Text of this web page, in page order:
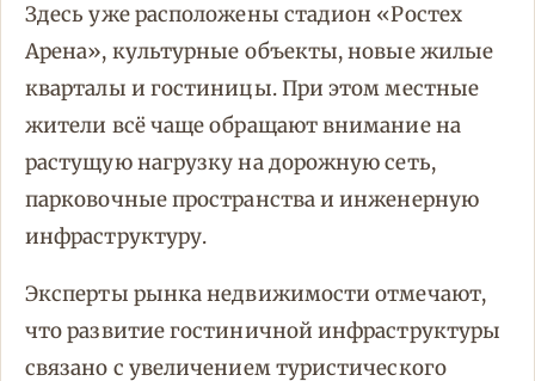
Здесь уже расположены стадион «Ростех
Арена», культурные объекты, новые жилые
кварталы и гостиницы. При этом местные
жители всё чаще обращают внимание на
растущую нагрузку на дорожную сеть,
парковочные пространства и инженерную
инфраструктуру.
Эксперты рынка недвижимости отмечают,
что развитие гостиничной инфраструктуры
связано с увеличением туристического